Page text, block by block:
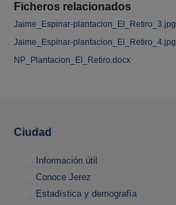
Ficheros relacionados
Jaime_Espinar-plantacion_El_Retiro_3.jpg
Jaime_Espinar-plantacion_El_Retiro_4.jpg
NP_Plantacion_El_Retiro.docx
Ciudad
Información útil
Conoce Jerez
Estadística y demografía